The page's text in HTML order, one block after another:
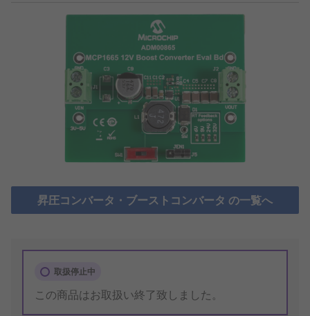
昇圧コンバータ・ブーストコンバータ の一覧へ
取扱停止中
この商品はお取扱い終了致しました。